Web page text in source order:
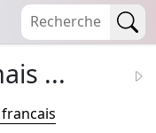
...